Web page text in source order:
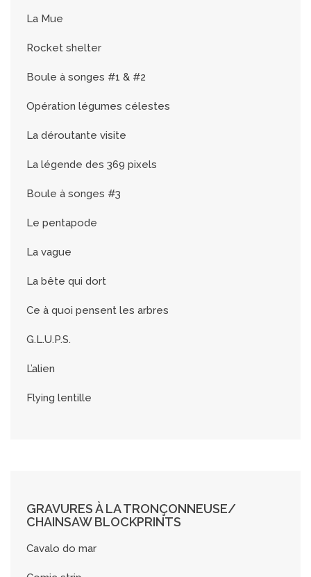
La Mue
Rocket shelter
Boule à songes #1 & #2
Opération légumes célestes
La déroutante visite
La légende des 369 pixels
Boule à songes #3
Le pentapode
La vague
La bête qui dort
Ce à quoi pensent les arbres
G.L.U.P.S.
L’alien
Flying lentille
GRAVURES À LA TRONÇONNEUSE/
CHAINSAW BLOCKPRINTS
Cavalo do mar